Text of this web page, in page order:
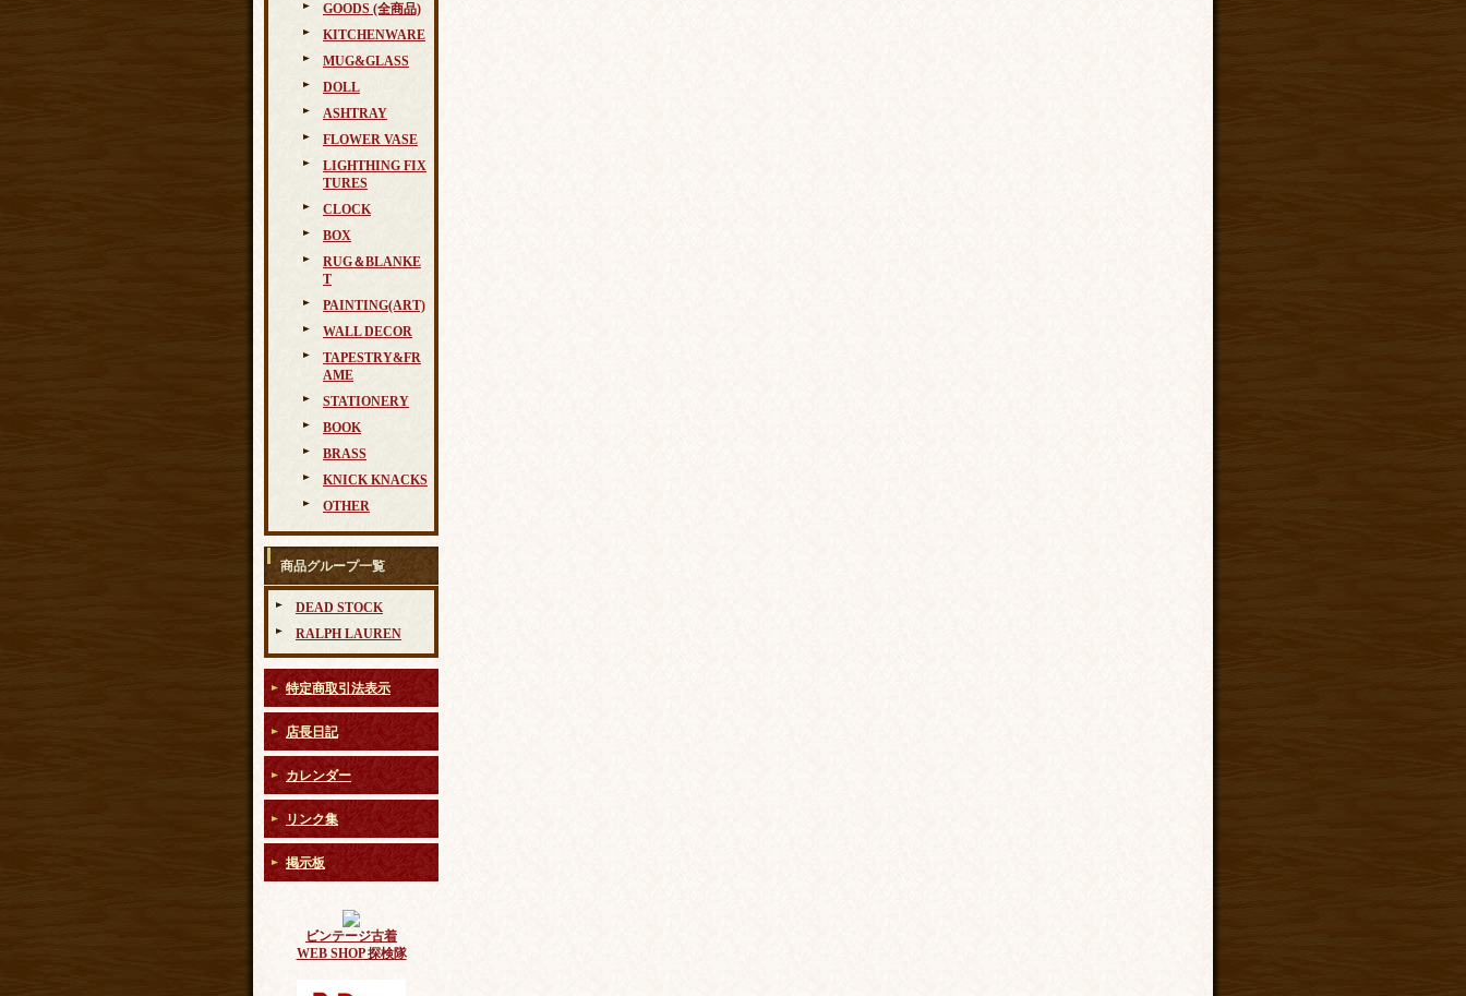
GOODS (全商品)
KITCHENWARE
MUG&GLASS
DOLL
ASHTRAY
FLOWER VASE
LIGHTHING FIX
TURES
CLOCK
BOX
RUG＆BLANKE
T
PAINTING(ART)
WALL DECOR
TAPESTRY&FR
AME
STATIONERY
BOOK
BRASS
KNICK KNACKS
OTHER
商品グループ一覧
DEAD STOCK
RALPH LAUREN
特定商取引法表示
店長日記
カレンダー
リンク集
掲示板
ビンテージ古着
WEB SHOP 探検隊